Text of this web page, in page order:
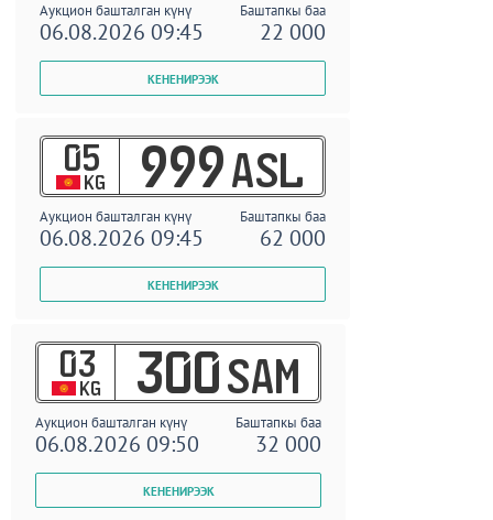
Аукцион башталган күнү Баштапкы баа
06.08.2026 09:45 22 000
05
KG 999 ASL
Аукцион башталган күнү Баштапкы баа
06.08.2026 09:45 62 000
03
KG 300 SAM
Аукцион башталган күнү Баштапкы баа
06.08.2026 09:50 32 000